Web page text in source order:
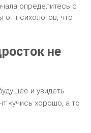
определитесь с
от психологов, что
не
и увидеть
«учись хорошо, а то